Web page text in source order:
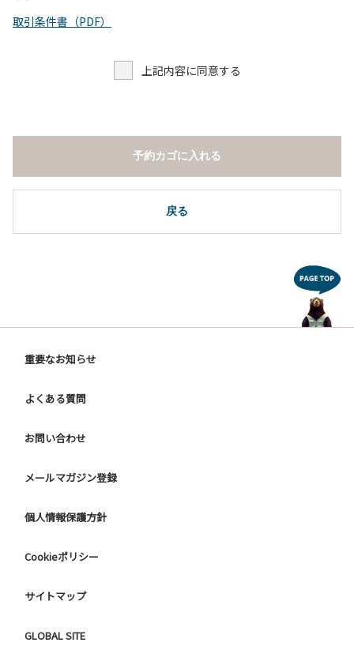
取引条件書（PDF）
上記内容に同意する
戻る
予約カゴに入れる
重要なお知らせ
よくある質問
お問い合わせ
メールマガジン登録
個人情報保護方針
Cookieポリシー
サイトマップ
GLOBAL SITE